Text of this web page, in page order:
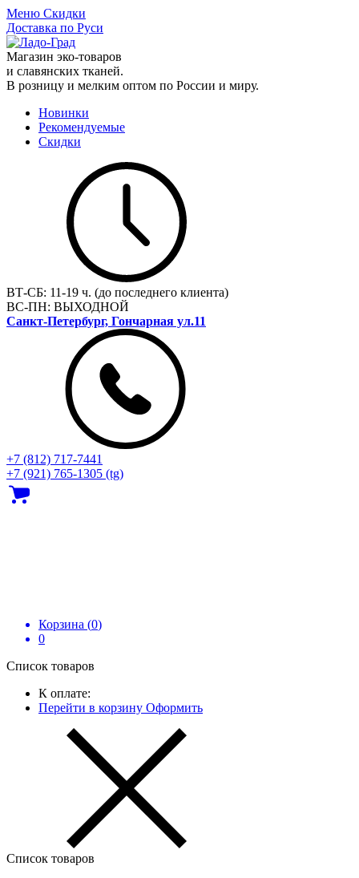
Меню Скидки
Доставка по Руси
Магазин эко-товаров
и славянских тканей.
В розницу и мелким оптом по России и миру.
Новинки
Рекомендуемые
Скидки
ВТ-СБ: 11-19 ч. (до последнего клиента)
ВС-ПН: ВЫХОДНОЙ
Санкт-Петербург, Гончарная ул.11
+7 (812) 717‑7441
+7 (921) 765-1305 (tg)
Корзина (0)
0
Список товаров
К оплате:
Перейти в корзину Оформить
Список товаров